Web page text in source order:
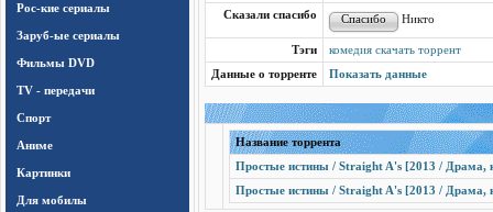
Рос-кие сериалы
Заруб-ые сериалы
Фильмы DVD
TV - передачи
Спорт
Аниме
Картинки
Для мобилы
Сказали спасибо Никто
Тэги
комедия скачать торрент
Данные о торренте
Показать данные
Название торрента
Простые истины / Straight A's [2013 / Драма,
Простые истины / Straight A's [2013 / Драма,